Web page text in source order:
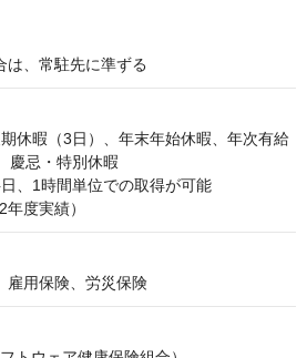
、常駐先に準ずる
休暇（3日）、年末年始休暇、年次有給
慶忌・特別休暇
、1時間単位での取得が可能
度実績）
雇用保険、労災保険